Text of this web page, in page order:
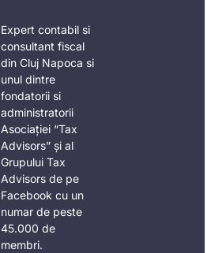
Expert contabil si
consultant fiscal
din Cluj Napoca si
unul dintre
fondatorii si
administratorii
Asociației “Tax
Advisors” și al
Grupului Tax
Advisors de pe
Facebook cu un
numar de peste
45.000 de
membri.